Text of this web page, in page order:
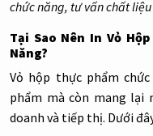
chức năng, tư vấn chất
Tại Sao Nên In Vỏ
Năng?
Vỏ hộp thực phẩm
phẩm mà còn mang
doanh và tiếp thị. Dưới